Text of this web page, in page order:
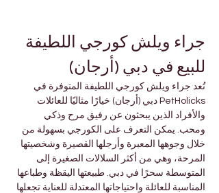
جراء ويلش كورجي اللطيفة
للبيع في دبي (أرجان)
تُعد جراء ويلش كورجي اللطيفة المتوفرة في
PetHolicks دبي (أرجان) خيارًا مثاليًا للعائلات
والأفراد الذين يبحثون عن رفيق مرح وذكي
ومحب. يمكن التعرف على الكورجي بسهولة من
خلال وجوهها المعبرة وأرجلها القصيرة وشخصيتها
المرحة، وهي من أكثر السلالات الصغيرة إلى
المتوسطة سحرًا في دبي. طبيعتها اليقظة وطباعها
المناسبة للعائلة واحتياجاتها المعتدلة للعناية تجعلها